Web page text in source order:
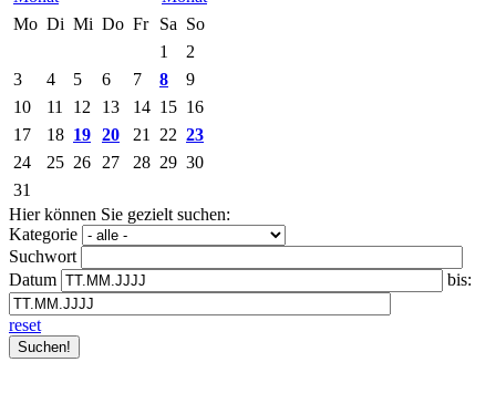
Mo Di Mi Do Fr Sa So
1
2
3
4 5 6 7 8
9
10
11 12 13 14 15 16
17
18 19 20 21 22 23
24
25 26 27 28 29 30
31
Hier können Sie gezielt suchen:
Kategorie
Suchwort
Datum
bis:
reset